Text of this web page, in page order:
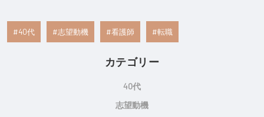
40代 志望動機 看護師 転職
カテゴリー
40代
志望動機